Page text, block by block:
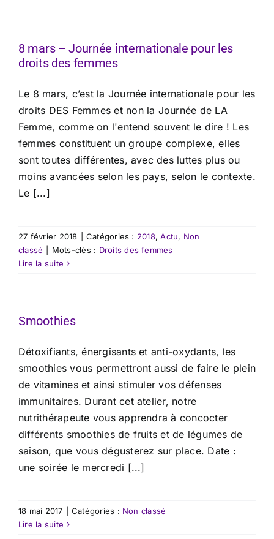
8 mars – Journée internationale pour les
droits des femmes
Le 8 mars, c’est la Journée internationale pour les
droits DES Femmes et non la Journée de LA
Femme, comme on l'entend souvent le dire ! Les
femmes constituent un groupe complexe, elles
sont toutes différentes, avec des luttes plus ou
moins avancées selon les pays, selon le contexte.
Le [...]
27 février 2018 Catégories : 2018,Actu, Non
classé
Mots-clés : Droits des femmes
Lire la suite
Smoothies
Détoxifiants, énergisants et anti-oxydants, les
smoothies vous permettront aussi de faire le plein
de vitamines et ainsi stimuler vos défenses
immunitaires. Durant cet atelier, notre
nutrithérapeute vous apprendra à concocter
différents smoothies de fruits et de légumes de
saison, que vous dégusterez sur place. Date :
une soirée le mercredi [...]
18 mai 2017 Catégories : Non classé
Lire la suite